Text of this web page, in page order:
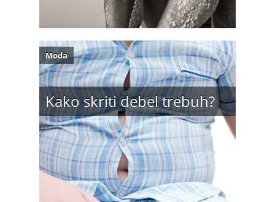
Kako skriti debel trebuh?
Moda